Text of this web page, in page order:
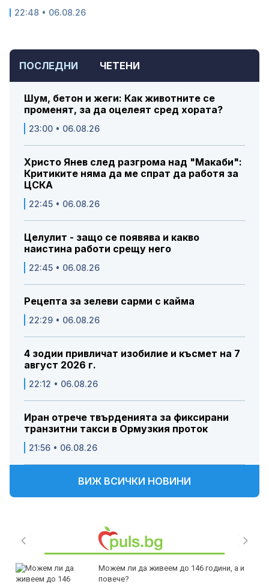
ПОСЛЕДНИ ЧЕТЕНИ
Шум, бетон и жеги: Как животните се
променят, за да оцелеят сред хората?
23:00 • 06.08.26
Христо Янев след разгрома над "Макаби":
Критиките няма да ме спрат да работя за
ЦСКА
22:45 • 06.08.26
Целулит - защо се появява и какво
наистина работи срещу него
22:45 • 06.08.26
Рецепта за зелеви сарми с кайма
22:29 • 06.08.26
4 зодии привличат изобилие и късмет на 7
август 2026 г.
22:12 • 06.08.26
Иран отрече твърденията за фиксирани
транзитни такси в Ормузкия проток
21:56 • 06.08.26
ВИЖ ВСИЧКИ НОВИНИ
Можем ли да живеем до 146 години, а и
повече?
22:48 • 06.08.26